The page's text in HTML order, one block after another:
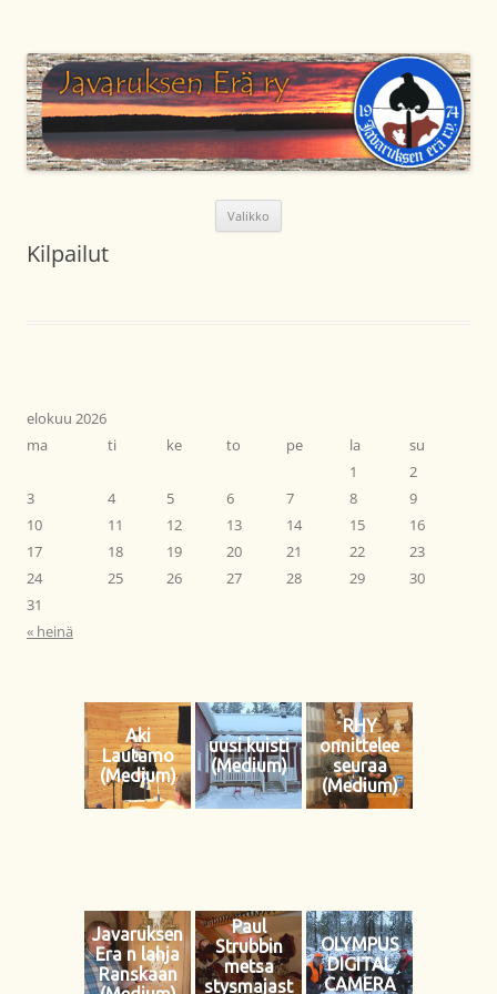
Valikko
Kilpailut
elokuu 2026
ma
ti ke to pe la
su
1
2
3
4 5 6 7 8
9
10
11 12 13 14 15
16
17
18 19 20 21 22
23
24
25 26 27 28 29
30
31
« heinä
Aki
Lautamo
(Medium)
uusi kuisti
(Medium)
RHY
onnittelee
seuraa
(Medium)
Javaruksen
Era n lahja
Ranskaan
Paul
Strubbin
metsa
stysmajast
OLYMPUS
DIGITAL
CAMERA